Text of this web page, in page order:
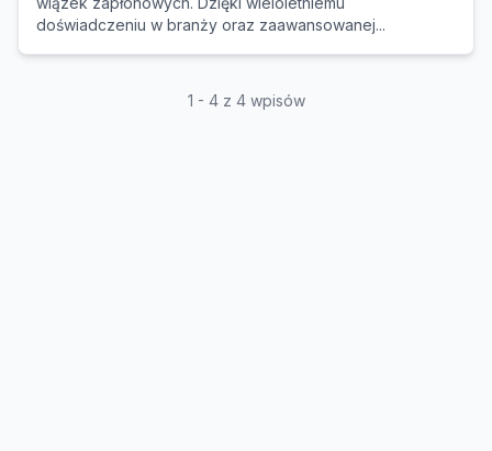
doświadczeniu w branży oraz zaawansowanej...
1 - 4 z 4 wpisów